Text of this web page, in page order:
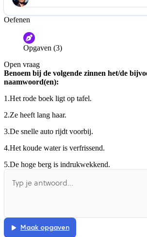
Help ons de video te verbeteren
De audio is slecht
Informatie is onjuist
De docent is te langdradig
De uitleg gaat te langzaam
Afspelen werkte niet
Oefenen
Opgaven (3)
Open vraag
Benoem bij de volgende zinnen het/de
naamwoord(en):
1.Het rode boek ligt op tafel.
2.Ze heeft lang haar.
3.De snelle auto rijdt voorbij.
4.Het koude water is verfrissend.
5.De hoge berg is indrukwekkend.
Maak opgaven